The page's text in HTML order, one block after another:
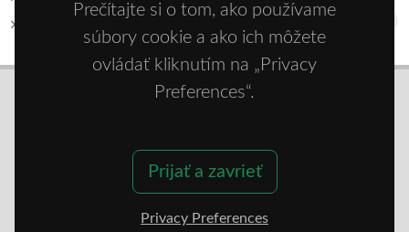
© Copyright 2020 - 2026Zdravie športom
Prečítajte si o tom, ako používame
súbory cookie a ako ich môžete
ovládať kliknutím na „Privacy
Preferences“.
Prijať a zavrieť
Privacy Preferences